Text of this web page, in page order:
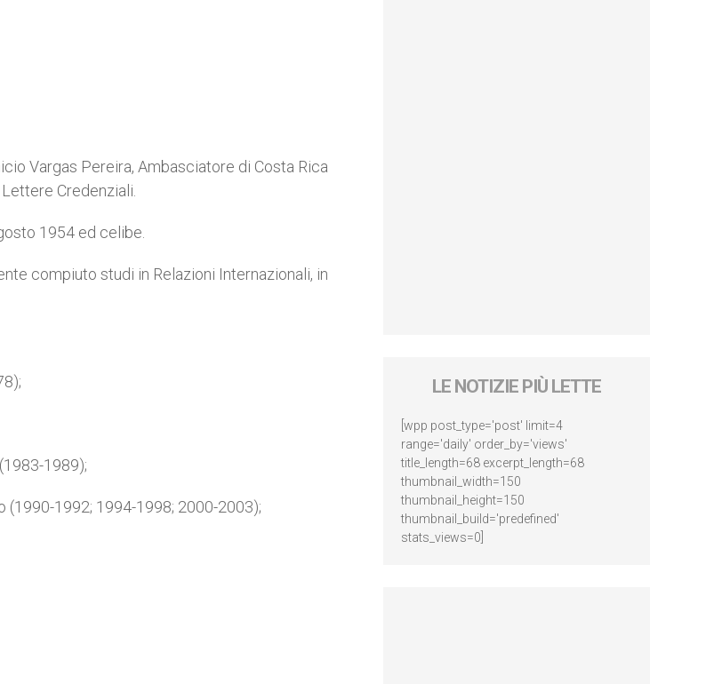
Vargas Pereira, Ambasciatore di Costa Rica
Credenziali.
1954 ed celibe.
compiuto studi in Relazioni Internazionali, in
1989);
1992; 1994-1998; 2000-2003);
LE NOTIZIE PIÙ LETTE
[wpp post_type='post' limit=4
range='daily' order_by='views'
title_length=68 excerpt_length=68
thumbnail_width=150
thumbnail_height=150
thumbnail_build='predefined'
stats_views=0]